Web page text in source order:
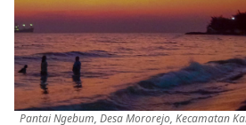
Pantai Ngebum, Desa Mororejo, Kecamatan